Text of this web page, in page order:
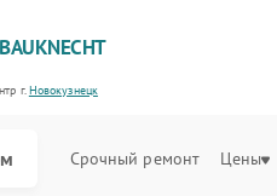
г.Новокузнецк
Срочный ремонт Цены